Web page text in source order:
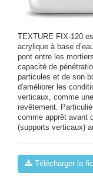
TEXTURE FIX-120
acrylique à base
pont entre les
capacité de
particules et de son
d'améliorer les
verticaux, comme
revêtement.
comme apprêt avant
(supports verticaux)
Télécharger la